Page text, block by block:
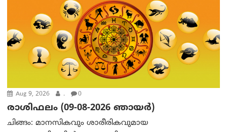
Aug 9, 2026 . 0
രാശിഫലം (09-08-2026 ഞായര്‍)
ചിങ്ങം: മാനസികവും ശാരീരികവുമായ